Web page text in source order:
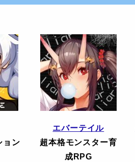
ョン
エバーテイル
超本格モンスター育
成RPG